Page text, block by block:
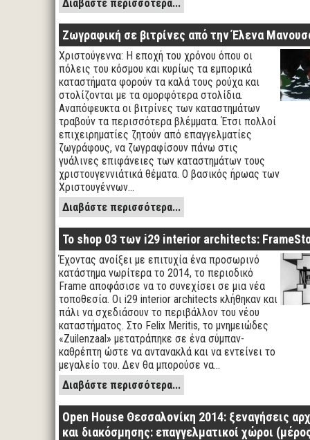
Διαβάστε περισσότερα...
Ζωγραφική σε βιτρίνες από την Έλενα
Χριστούγεννα: Η εποχή του χρόνου όπου οι
πόλεις του κόσμου και κυρίως τα εμπορικά
καταστήματα φορούν τα καλά τους ρούχα και
στολίζονται με τα ομορφότερα στολίδια.
Αναπόφευκτα οι βιτρίνες των καταστημάτων
τραβούν τα περισσότερα βλέμματα. Έτσι πολλοί
επιχειρηματίες ζητούν από επαγγελματίες
ζωγράφους, να ζωγραφίσουν πάνω στις
γυάλινες επιφάνειες των καταστημάτων τους
χριστουγεννιάτικά θέματα. Ο βασικός ήρωας των
Χριστουγέννων…
Διαβάστε περισσότερα...
Το shop 03 των i29 interior architects:
Έχοντας ανοίξει με επιτυχία ένα προσωρινό
κατάστημα νωρίτερα το 2014, το περιοδικό
Frame αποφάσισε να το συνεχίσει σε μια νέα
τοποθεσία. Οι i29 interior architects κλήθηκαν και
πάλι να σχεδιάσουν το περιβάλλον του νέου
καταστήματος. Στο Felix Meritis, το μνημειώδες
«Zuilenzaal» μετατράπηκε σε ένα σύμπαν-
καθρέπτη ώστε να αντανακλά και να εντείνει το
μεγαλείο του. Δεν θα μπορούσε να…
Διαβάστε περισσότερα...
Open House Θεσσαλονίκη 2014: ξεναγήσεις
και διακόσμησης: επαγγελματικοί χώροι